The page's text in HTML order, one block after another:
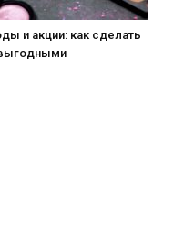
и акции: как сделать